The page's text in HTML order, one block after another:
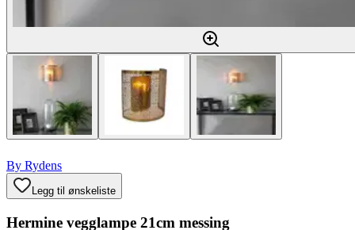
By Rydens
Legg til ønskeliste
Hermine vegglampe 21cm messing